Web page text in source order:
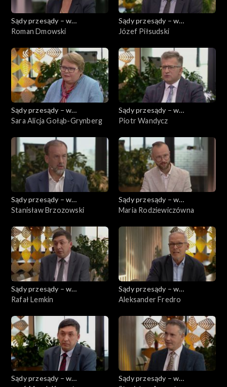
Sądy przesądy – w
powiększeniu
Roman Dmowski
Sądy przesądy – w
powiększeniu
Józef Piłsudski
Sądy przesądy – w
powiększeniu
Sara Alicja Gołąb-Grynberg
Sądy przesądy – w
powiększeniu
Piotr Wandycz
Sądy przesądy – w
powiększeniu
Stanisław Brzozowski
Sądy przesądy – w
powiększeniu
Maria Rodziewiczówna
Sądy przesądy – w
powiększeniu
Rafał Lemkin
Sądy przesądy – w
powiększeniu
Aleksander Fredro
Sądy przesądy – w
Sądy przesądy – w